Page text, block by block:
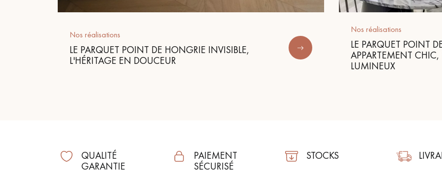
Nos réalisations
LE PARQUET POINT DE HONGRIE INVISIBLE,
L'HÉRITAGE EN DOUCEUR
Nos réalisations
LE PARQUET POINT
APPARTEMENT
LUMINEUX
QUALITÉ
GARANTIE
PAIEMENT
SÉCURISÉ
STOCKS